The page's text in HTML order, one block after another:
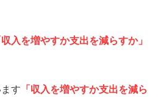
収入を増やすか支出を減らすか」
す 「収入を増やすか支出を減ら